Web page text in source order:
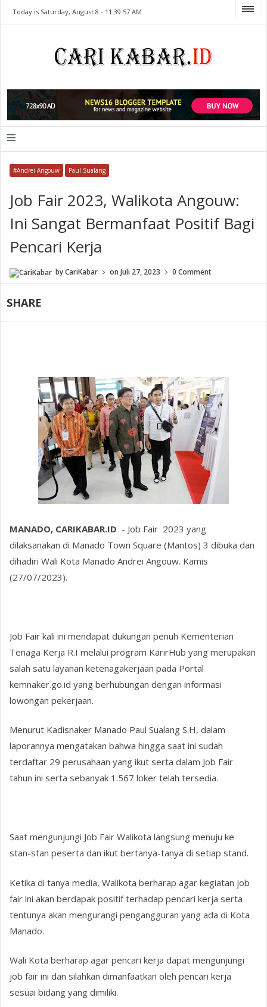
Today is Saturday, August 8 - 11:39:57 AM
≡
#Andrei Angouw Paul Sualang
Job Fair 2023, Walikota Angouw:
Ini Sangat Bermanfaat Positif Bagi
Pencari Kerja
byCariKabar onJuli 27, 2023 0 Comment
SHARE
MANADO, CARIKABAR.ID - Job Fair 2023 yang
dilaksanakan di Manado Town Square (Mantos) 3 dibuka dan
dihadiri Wali Kota Manado Andrei Angouw. Kamis
(27/07/2023).
Job Fair kali ini mendapat dukungan penuh Kementerian
Tenaga Kerja R.I melalui program KarirHub yang merupakan
salah satu layanan ketenagakerjaan pada Portal
kemnaker.go.id yang berhubungan dengan informasi
lowongan pekerjaan.
Menurut Kadisnaker Manado Paul Sualang S.H, dalam
laporannya mengatakan bahwa hingga saat ini sudah
terdaftar 29 perusahaan yang ikut serta dalam Job Fair
tahun ini serta sebanyak 1.567 loker telah tersedia.
Saat mengunjungi Job Fair Walikota langsung menuju ke
stan-stan peserta dan ikut bertanya-tanya di setiap stand.
Ketika di tanya media, Walikota berharap agar kegiatan job
fair ini akan berdapak positif terhadap pencari kerja serta
tentunya akan mengurangi pengangguran yang ada di Kota
Manado.
Wali Kota berharap agar pencari kerja dapat mengunjungi
job fair ini dan silahkan dimanfaatkan oleh pencari kerja
sesuai bidang yang dimiliki.